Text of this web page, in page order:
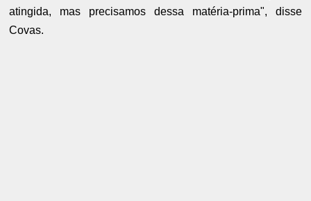
atingida, mas precisamos dessa matéria-prima", disse
Covas.